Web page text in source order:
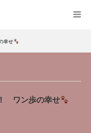
幸せ
ワン歩の幸せ